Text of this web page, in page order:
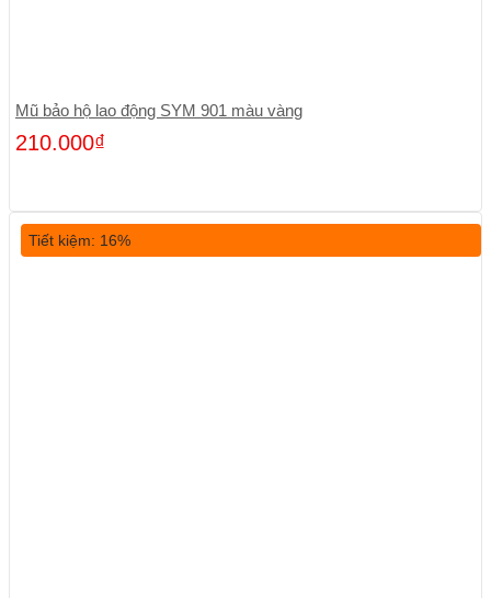
Mũ bảo hộ lao động SYM 901 màu vàng
210.000₫
Tiết kiệm: 16%